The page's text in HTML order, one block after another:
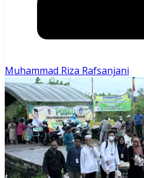
Muhammad Riza Rafsanjani